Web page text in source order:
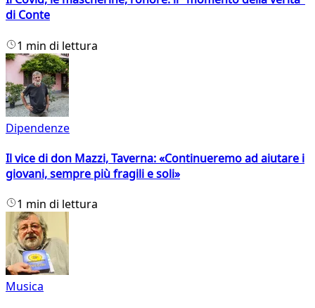
di Conte
1 min di lettura
Dipendenze
Il vice di don Mazzi, Taverna: «Continueremo ad aiutare i
giovani, sempre più fragili e soli»
1 min di lettura
Musica